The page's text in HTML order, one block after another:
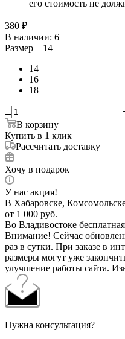
его стоимость не
380 ₽
В наличии: 6
Размер—14
14
16
18
В корзину
Купить в 1 клик
Рассчитать доставку
Хочу в подарок
У нас акция!
В Хабаровске,
от 1 000 руб.
Во Владивостоке
Внимание! Сейчас
раз в сутки. При заказе в
размеры могут уже
улучшение работы сайта.
Нужна консультация?